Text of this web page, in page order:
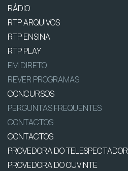
RÁDIO
RTP ARQUIVOS
RTP ENSINA
RTP PLAY
EM DIRETO
REVER PROGRAMAS
CONCURSOS
PERGUNTAS FREQUENTES
CONTACTOS
CONTACTOS
PROVEDORA DO TELESPECTADOR
PROVEDORA DO OUVINTE